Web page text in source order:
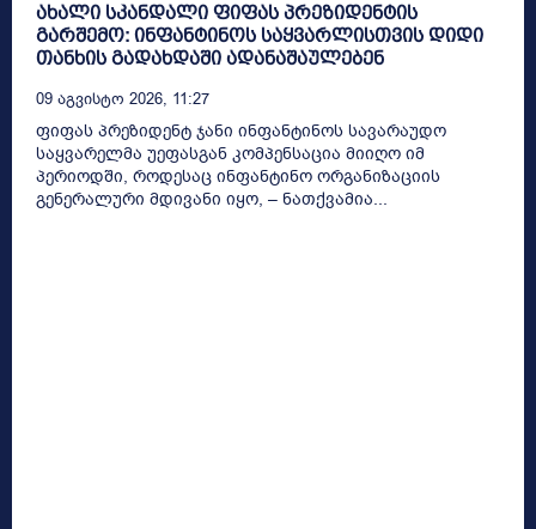
ახალი სკანდალი ფიფას პრეზიდენტის
გარშემო: ინფანტინოს საყვარლისთვის დიდი
თანხის გადახდაში ადანაშაულებენ
09 Აგვისტო 2026, 11:27
ფიფას პრეზიდენტ ჯანი ინფანტინოს სავარაუდო
საყვარელმა უეფასგან კომპენსაცია მიიღო იმ
პერიოდში, როდესაც ინფანტინო ორგანიზაციის
გენერალური მდივანი იყო, – ნათქვამია...